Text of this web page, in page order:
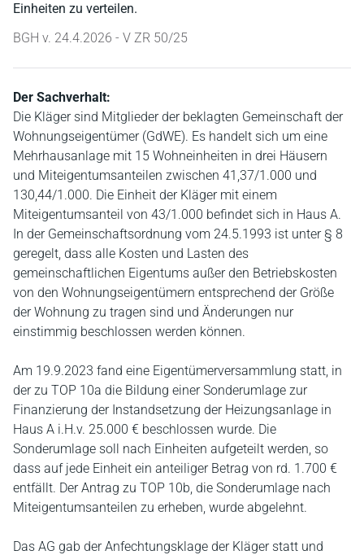
Einheiten zu verteilen.
BGH v. 24.4.2026 - V ZR 50/25
Der Sachverhalt:
Die Kläger sind Mitglieder der beklagten Gemeinschaft der
Wohnungseigentümer (GdWE). Es handelt sich um eine
Mehrhausanlage mit 15 Wohneinheiten in drei Häusern
und Miteigentumsanteilen zwischen 41,37/1.000 und
130,44/1.000. Die Einheit der Kläger mit einem
Miteigentumsanteil von 43/1.000 befindet sich in Haus A.
In der Gemeinschaftsordnung vom 24.5.1993 ist unter § 8
geregelt, dass alle Kosten und Lasten des
gemeinschaftlichen Eigentums außer den Betriebskosten
von den Wohnungseigentümern entsprechend der Größe
der Wohnung zu tragen sind und Änderungen nur
einstimmig beschlossen werden können.
Am 19.9.2023 fand eine Eigentümerversammlung statt, in
der zu TOP 10a die Bildung einer Sonderumlage zur
Finanzierung der Instandsetzung der Heizungsanlage in
Haus A i.H.v. 25.000 € beschlossen wurde. Die
Sonderumlage soll nach Einheiten aufgeteilt werden, so
dass auf jede Einheit ein anteiliger Betrag von rd. 1.700 €
entfällt. Der Antrag zu TOP 10b, die Sonderumlage nach
Miteigentumsanteilen zu erheben, wurde abgelehnt.
Das AG gab der Anfechtungsklage der Kläger statt und